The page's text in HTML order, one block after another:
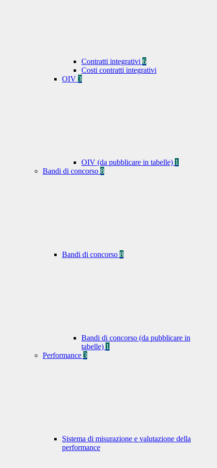
Contratti integrativi 6
Costi contratti integrativi
OIV 3
OIV (da pubblicare in tabelle) 1
Bandi di concorso 8
Bandi di concorso 8
Bandi di concorso (da pubblicare in
tabelle) 1
Performance 3
Sistema di misurazione e valutazione della
performance